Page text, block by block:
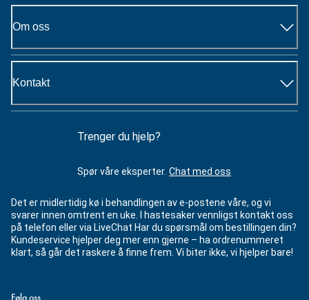
Om oss
Kontakt
Trenger du hjelp?
Spør våre eksperter. Chat med oss
Det er midlertidig kø i behandlingen av e-postene våre, og vi
svarer innen omtrent en uke. I hastesaker vennligst kontakt oss
på telefon eller via LiveChat Har du spørsmål om bestillingen din?
Kundeservice hjelper deg mer enn gjerne – ha ordrenummeret
klart, så går det raskere å finne frem. Vi biter ikke, vi hjelper bare!
Følg oss